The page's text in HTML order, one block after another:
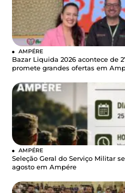
AMPÉRE
Bazar Liquida 2026 acontece de
promete grandes ofertas em
AMPÉRE
Seleção Geral do Serviço Militar
agosto em Ampére